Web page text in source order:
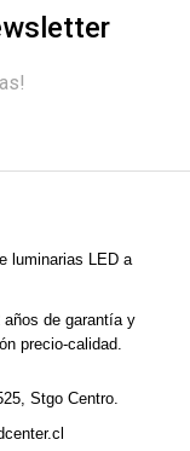
luminarias LED a
de garantía y
precio-calidad.
Stgo Centro.